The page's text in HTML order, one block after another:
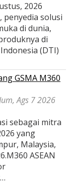
2026
penyedia solusi
di dunia,
di
(DTI)
GSMA M360
Ags 7 2026
sebagai mitra
yang
Malaysia,
ASEAN